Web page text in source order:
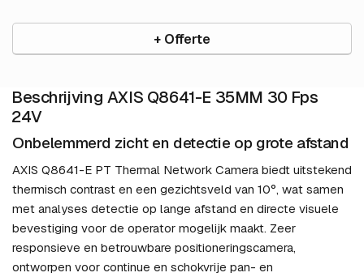
+ Offerte
Beschrijving AXIS Q8641-E 35MM 30 Fps
24V
Onbelemmerd zicht en detectie op grote afstand
AXIS Q8641-E PT Thermal Network Camera biedt uitstekend
thermisch contrast en een gezichtsveld van 10°, wat samen
met analyses detectie op lange afstand en directe visuele
bevestiging voor de operator mogelijk maakt. Zeer
responsieve en betrouwbare positioneringscamera,
ontworpen voor continue en schokvrije pan- en